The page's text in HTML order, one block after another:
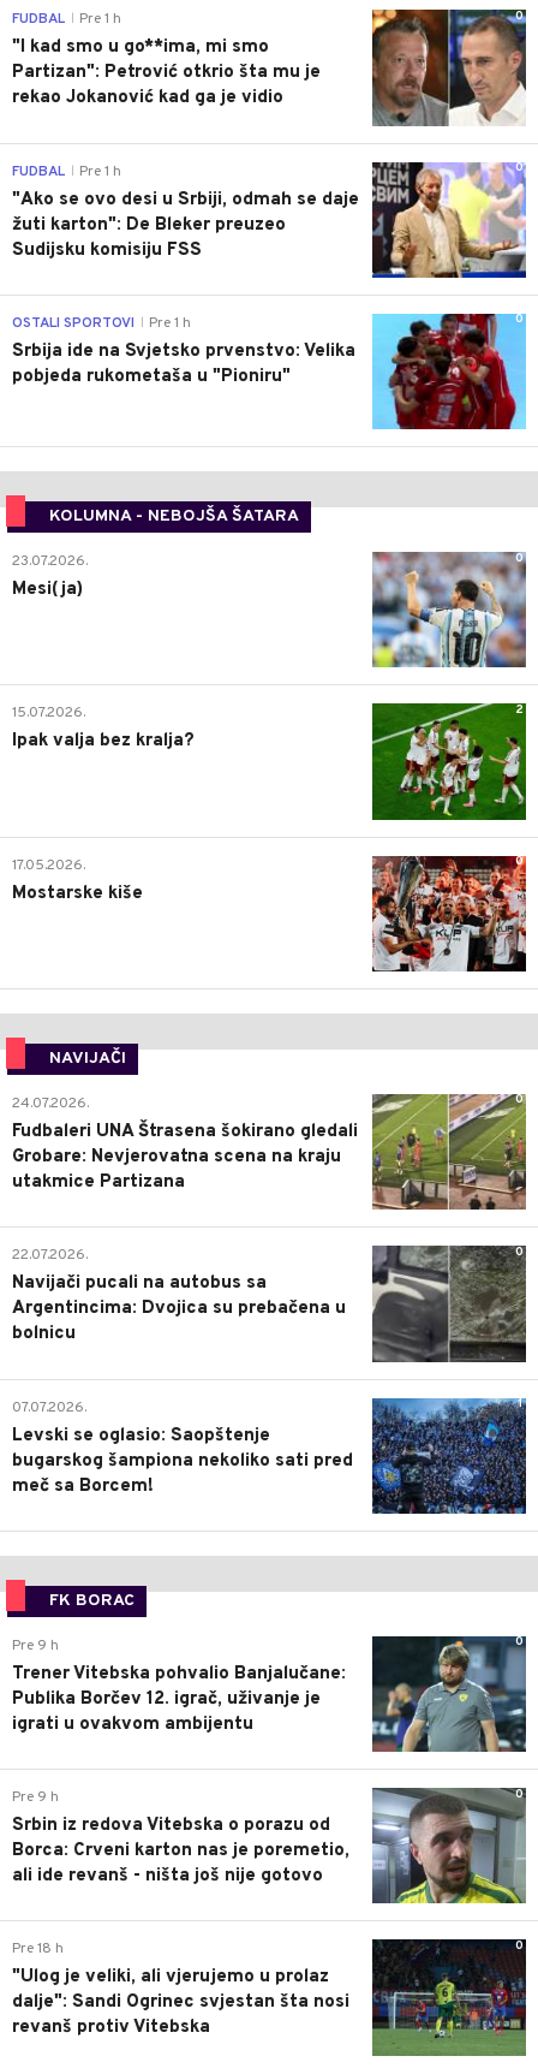
0
FUDBAL Pre 1 h
"I kad smo u go**ima, mi smo
Partizan": Petrović otkrio šta mu je
rekao Jokanović kad ga je vidio
0
FUDBAL Pre 1 h
"Ako se ovo desi u Srbiji, odmah se daje
žuti karton": De Bleker preuzeo
Sudijsku komisiju FSS
0
OSTALI SPORTOVI Pre 1 h
Srbija ide na Svjetsko prvenstvo: Velika
pobjeda rukometaša u "Pioniru"
KOLUMNA - NEBOJŠA ŠATARA
0
23.07.2026.
Mesi(ja)
2
15.07.2026.
Ipak valja bez kralja?
0
17.05.2026.
Mostarske kiše
NAVIJAČI
0
24.07.2026.
Fudbaleri UNA Štrasena šokirano gledali
Grobare: Nevjerovatna scena na kraju
utakmice Partizana
0
22.07.2026.
Navijači pucali na autobus sa
Argentincima: Dvojica su prebačena u
bolnicu
1
07.07.2026.
Levski se oglasio: Saopštenje
bugarskog šampiona nekoliko sati pred
meč sa Borcem!
FK BORAC
0
Pre 9 h
Trener Vitebska pohvalio Banjalučane:
Publika Borčev 12. igrač, uživanje je
igrati u ovakvom ambijentu
0
Pre 9 h
Srbin iz redova Vitebska o porazu od
Borca: Crveni karton nas je poremetio,
ali ide revanš - ništa još nije gotovo
0
Pre 18 h
"Ulog je veliki, ali vjerujemo u prolaz
dalje": Sandi Ogrinec svjestan šta nosi
revanš protiv Vitebska